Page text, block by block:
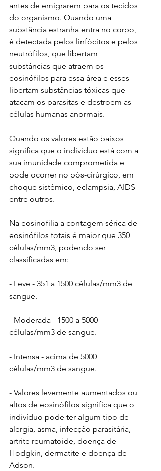
antes de emigrarem para os tecidos
do organismo. Quando uma
substância estranha entra no corpo,
é detectada pelos linfócitos e pelos
neutrófilos, que libertam
substâncias que atraem os
eosinófilos para essa área e esses
libertam substâncias tóxicas que
atacam os parasitas e destroem as
células humanas anormais.
Quando os valores estão baixos
significa que o indivíduo está com a
sua imunidade comprometida e
pode ocorrer no pós-cirúrgico, em
choque sistêmico, eclampsia, AIDS
entre outros.
Na eosinofilia a contagem sérica de
eosinófilos totais é maior que 350
células/mm3, podendo ser
classificadas em:
- Leve - 351 a 1500 células/mm3 de
sangue.
- Moderada - 1500 a 5000
células/mm3 de sangue.
- Intensa - acima de 5000
células/mm3 de sangue.
- Valores levemente aumentados ou
altos de eosinófilos significa que o
indivíduo pode ter algum tipo de
alergia, asma, infecção parasitária,
artrite reumatoide, doença de
Hodgkin, dermatite e doença de
Adson.